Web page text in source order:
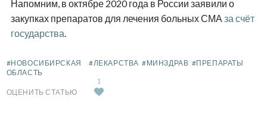
Напомним, в октябре 2020 года в России заявили о
закупках препаратов для лечения больных СМА за счёт
государства.
#НОВОСИБИРСКАЯ
ОБЛАСТЬ
#ЛЕКАРСТВА #МИНЗДРАВ #ПРЕПАРАТЫ
ОЦЕНИТЬ СТАТЬЮ
1